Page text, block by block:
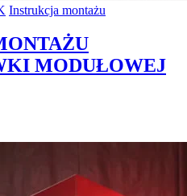
Instrukcja montażu
MODUŁOWEJ